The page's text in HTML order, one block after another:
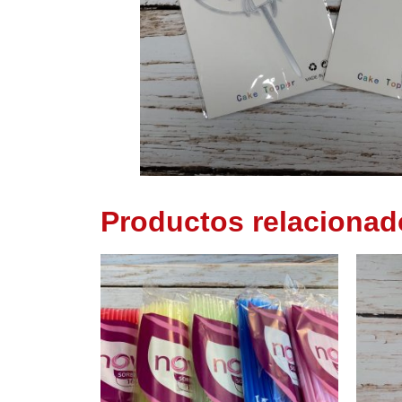
Productos